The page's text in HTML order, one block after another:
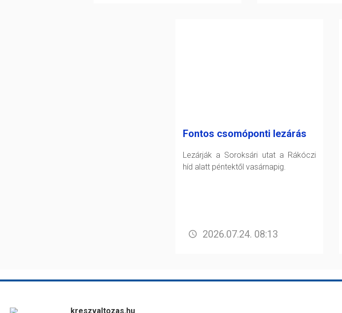
Fontos csomóponti lezárás
Lezárják a Soroksári utat a Rákóczi
híd alatt péntektől vasárnapig.
2026.07.24. 08:13
kreszvaltozas.hu